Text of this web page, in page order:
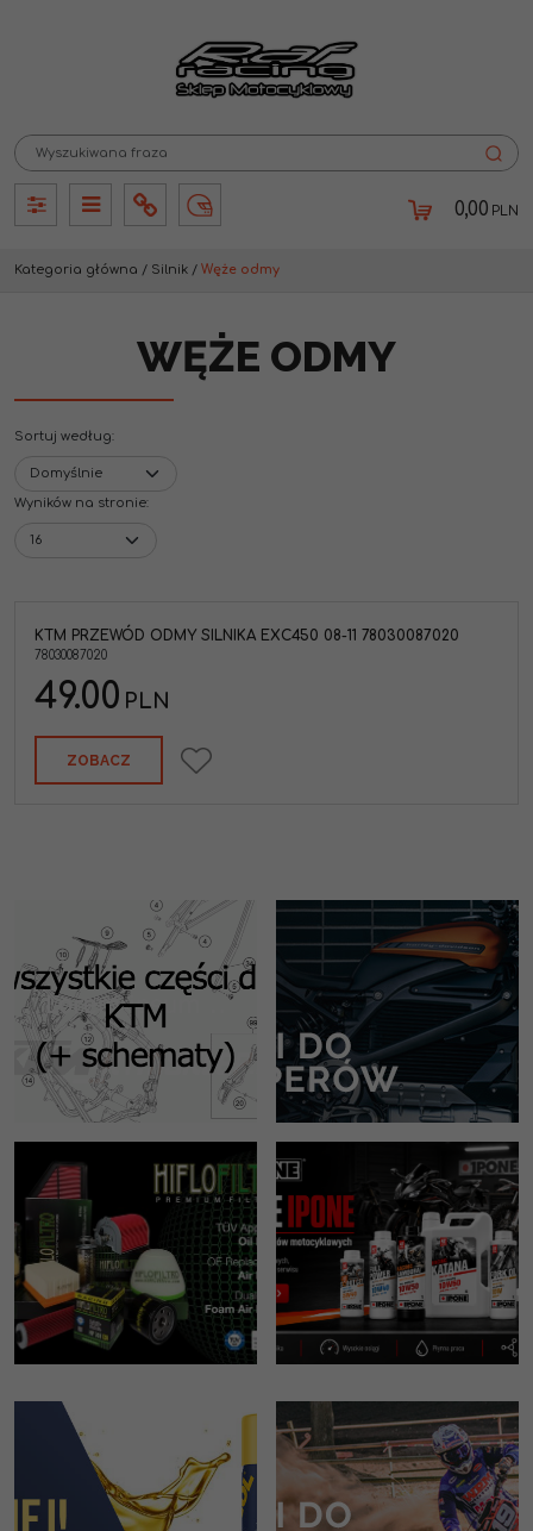
PanelPanelInfo Lang 0,00 PLN
Kategoria główna / Silnik / Węże odmy
WĘŻE ODMY
Sortuj według:
Wyników na stronie:
KTM PRZEWÓD ODMY SILNIKA EXC450 08-11 78030087020
78030087020
49.00 PLN
ZOBACZ